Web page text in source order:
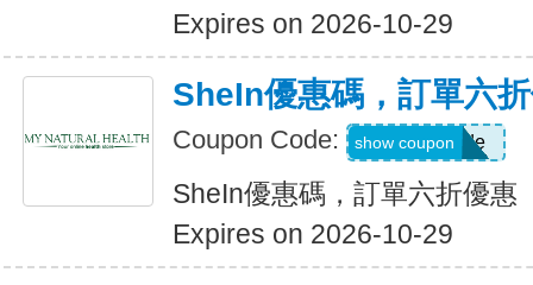
Expires on 2026-10-29
SheIn優惠碼，訂單六
Coupon Code: Show Code
show coupon
SheIn優惠碼，訂單六折優惠
Expires on 2026-10-29